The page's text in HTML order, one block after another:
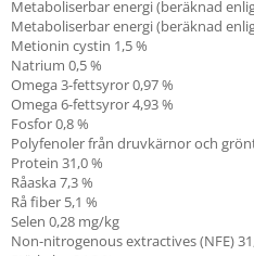
Metaboliserbar energi (beräknad
Metaboliserbar energi (beräknad
Metionin cystin 1,5%
Natrium 0,5%
Omega 3-fettsyror0,97%
Omega 6-fettsyror4,93%
Fosfor0,8%
Polyfenoler från druvkärnor och
Protein 31,0%
Råaska7,3%
Rå fiber 5,1 %
Selen 0,28 mg/kg
Non-nitrogenous extractives (NFE)